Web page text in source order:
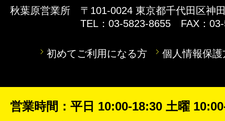
秋葉原営業所
〒101-0024 東京都千代田区神
TEL：03-5823-8655 FAX：
初めてご利用になる方 個人情報保護
営業時間：平日 10:00-18:30 土曜